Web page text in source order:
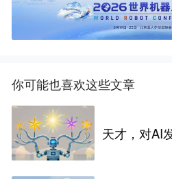
你可能也喜欢这些文章
天才，对AI